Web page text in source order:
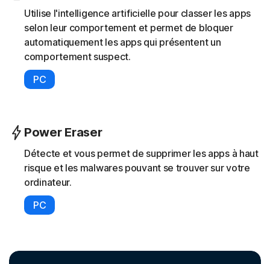
Utilise l'intelligence artificielle pour classer les apps
selon leur comportement et permet de bloquer
automatiquement les apps qui présentent un
comportement suspect.
PC
Power Eraser
Détecte et vous permet de supprimer les apps à haut
risque et les malwares pouvant se trouver sur votre
ordinateur.
PC